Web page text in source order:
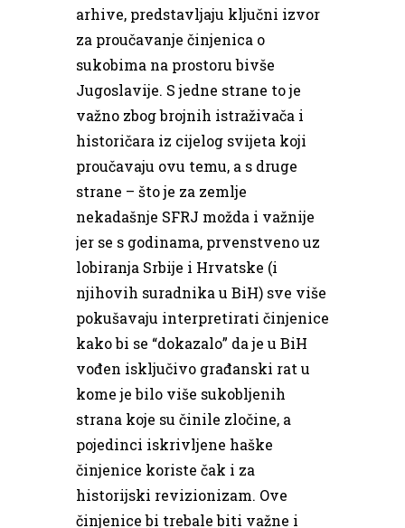
arhive, predstavljaju ključni izvor
za proučavanje činjenica o
sukobima na prostoru bivše
Jugoslavije. S jedne strane to je
važno zbog brojnih istraživača i
historičara iz cijelog svijeta koji
proučavaju ovu temu, a s druge
strane – što je za zemlje
nekadašnje SFRJ možda i važnije
jer se s godinama, prvenstveno uz
lobiranja Srbije i Hrvatske (i
njihovih suradnika u BiH) sve više
pokušavaju interpretirati činjenice
kako bi se “dokazalo” da je u BiH
vođen isključivo građanski rat u
kome je bilo više sukobljenih
strana koje su činile zločine, a
pojedinci iskrivljene haške
činjenice koriste čak i za
historijski revizionizam. Ove
činjenice bi trebale biti važne i